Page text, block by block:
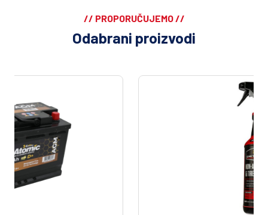
// PROPORUČUJEMO //
Odabrani proizvodi